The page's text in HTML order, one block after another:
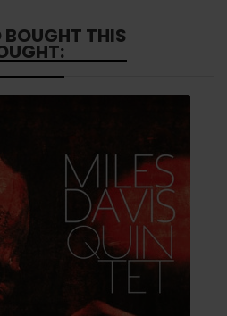
THIS